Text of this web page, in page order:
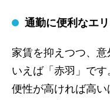
通勤に便利なエ
家賃を抑えつつ、
いえば「赤羽」で
便性が高ければ高い